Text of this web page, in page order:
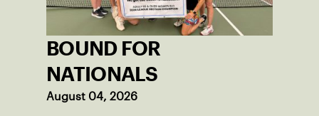
BOUND FOR
NATIONALS
August 04, 2026